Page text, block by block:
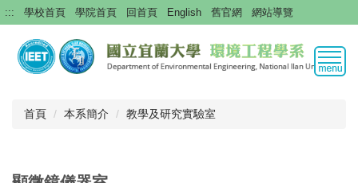
跳
到
要
::: 學校首頁 學院首頁 回首頁 English 舊官網 網站導覽
首頁 本系簡介 教學及研究實驗室